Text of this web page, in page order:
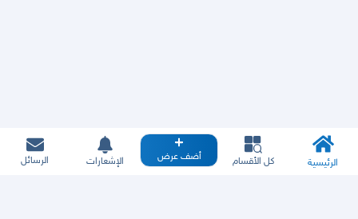
الرئيسية كل الأقسام أضف عرض الإشعارات الرسائل